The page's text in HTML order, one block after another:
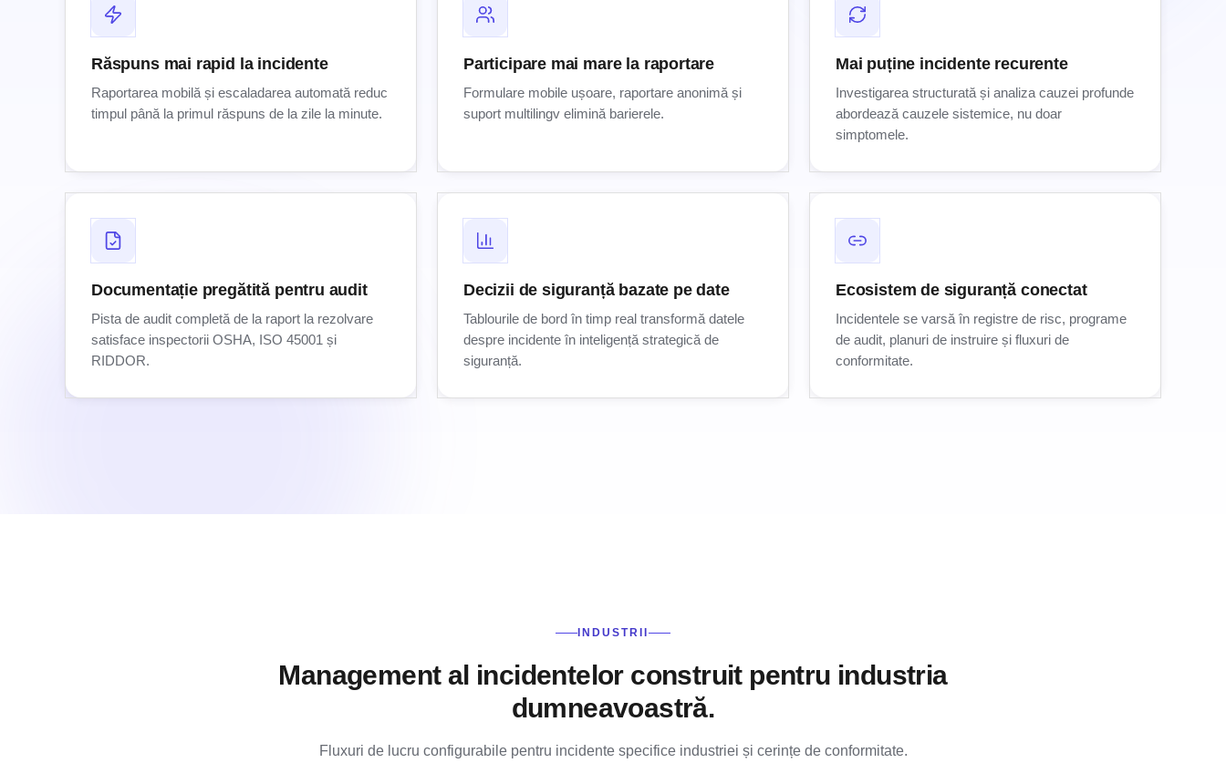
Răspuns mai rapid la incidente
Raportarea mobilă și escaladarea automată reduc
timpul până la primul răspuns de la zile la minute.
Participare mai mare la raportare
Formulare mobile ușoare, raportare anonimă și
suport multilingv elimină barierele.
Mai puține incidente recurente
Investigarea structurată și analiza cauzei profunde
abordează cauzele sistemice, nu doar
simptomele.
Documentație pregătită pentru audit
Pista de audit completă de la raport la rezolvare
satisface inspectorii OSHA, ISO 45001 și
RIDDOR.
Decizii de siguranță bazate pe date
Tablourile de bord în timp real transformă datele
despre incidente în inteligență strategică de
siguranță.
Ecosistem de siguranță conectat
Incidentele se varsă în registre de risc, programe
de audit, planuri de instruire și fluxuri de
conformitate.
INDUSTRII
Management al incidentelor construit pentru industria
dumneavoastră.
Fluxuri de lucru configurabile pentru incidente specifice industriei și cerințe de conformitate.